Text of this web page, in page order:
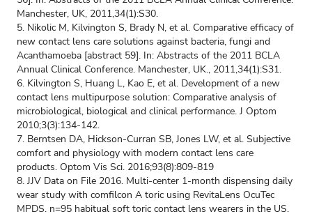
Manchester, UK, 2011,34(1):S30.
5. Nikolic M, Kilvington S, Brady N, et al. Comparative efficacy of
new contact lens care solutions against bacteria, fungi and
Acanthamoeba [abstract 59]. In: Abstracts of the 2011 BCLA
Annual Clinical Conference. Manchester, UK., 2011,34(1):S31.
6. Kilvington S, Huang L, Kao E, et al. Development of a new
contact lens multipurpose solution: Comparative analysis of
microbiological, biological and clinical performance. J Optom
2010;3(3):134-142.
7. Berntsen DA, Hickson-Curran SB, Jones LW, et al. Subjective
comfort and physiology with modern contact lens care
products. Optom Vis Sci. 2016;93(8):809-819
8. JJV Data on File 2016. Multi-center 1-month dispensing daily
wear study with comfilcon A toric using RevitaLens OcuTec
MPDS. n=95 habitual soft toric contact lens wearers in the US.